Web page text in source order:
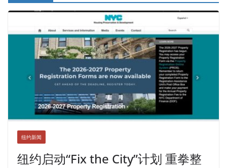
纽约新闻
纽约启动“Fix the City”计划 重拳整